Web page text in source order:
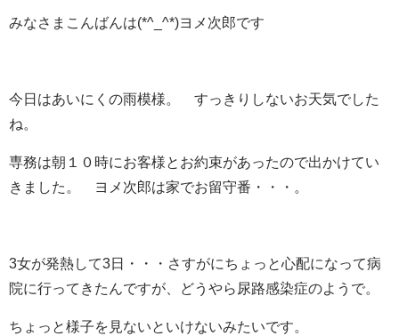
みなさまこんばんは(*^_^*)ヨメ次郎です
今日はあいにくの雨模様。 すっきりしないお天気でした
ね。
専務は朝１０時にお客様とお約束があったので出かけてい
きました。 ヨメ次郎は家でお留守番・・・。
3女が発熱して3日・・・さすがにちょっと心配になって病
院に行ってきたんですが、どうやら尿路感染症のようで。
ちょっと様子を見ないといけないみたいです。